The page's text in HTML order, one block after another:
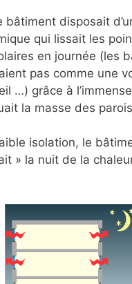
bâtiment disposait
qui lissait les
en journée (les
pas comme une
…) grâce à
la masse des
isolation, le
» la nuit de la